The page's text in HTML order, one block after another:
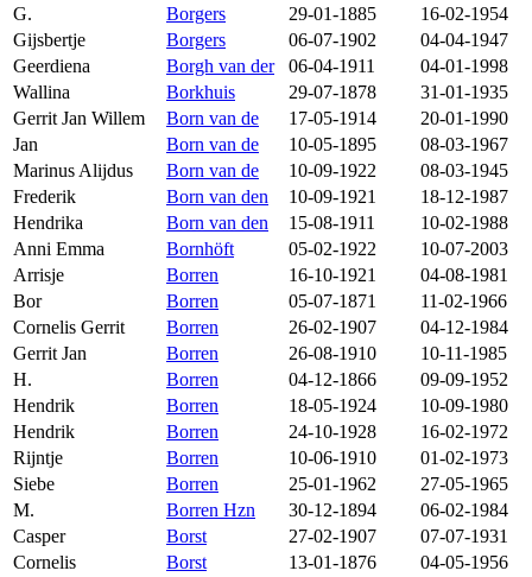
G.
Borgers 29-01-1885
16-02-1954
Gijsbertje
Borgers 06-07-1902
04-04-1947
Geerdiena
Borgh van der 06-04-1911
04-01-1998
Wallina
Borkhuis 29-07-1878
31-01-1935
Gerrit Jan Willem
Born van de 17-05-1914
20-01-1990
Jan
Born van de 10-05-1895
08-03-1967
Marinus Alijdus
Born van de 10-09-1922
08-03-1945
Frederik
Born van den 10-09-1921
18-12-1987
Hendrika
Born van den 15-08-1911
10-02-1988
Anni Emma
Bornhöft 05-02-1922
10-07-2003
Arrisje
Borren 16-10-1921
04-08-1981
Bor
Borren 05-07-1871
11-02-1966
Cornelis Gerrit
Borren 26-02-1907
04-12-1984
Gerrit Jan
Borren 26-08-1910
10-11-1985
H.
Borren 04-12-1866
09-09-1952
Hendrik
Borren 18-05-1924
10-09-1980
Hendrik
Borren 24-10-1928
16-02-1972
Rijntje
Borren 10-06-1910
01-02-1973
Siebe
Borren 25-01-1962
27-05-1965
M.
Borren Hzn 30-12-1894
06-02-1984
Casper
Borst 27-02-1907
07-07-1931
Cornelis
Borst 13-01-1876
04-05-1956